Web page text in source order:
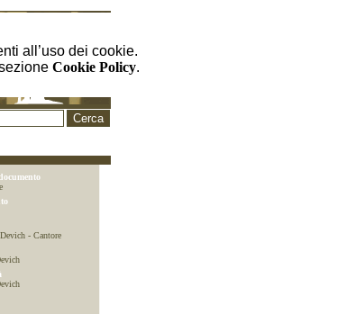
all’uso dei cookie.
Cookie Policy.
- Cantore